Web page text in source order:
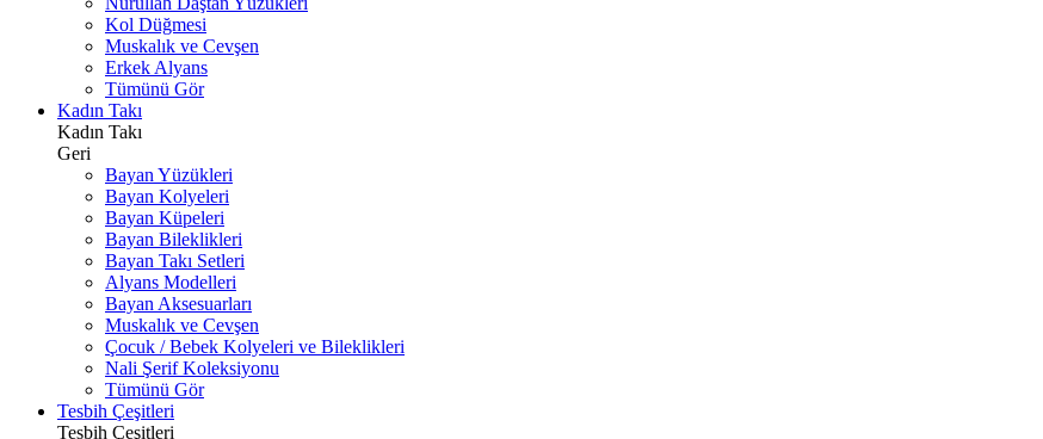
Kol Düğmesi
Muskalık ve Cevşen
Erkek Alyans
Tümünü Gör
Kadın Takı
Kadın Takı
Geri
Bayan Yüzükleri
Bayan Kolyeleri
Bayan Küpeleri
Bayan Bileklikleri
Bayan Takı Setleri
Alyans Modelleri
Bayan Aksesuarları
Muskalık ve Cevşen
Çocuk / Bebek Kolyeleri ve Bileklikleri
Nali Şerif Koleksiyonu
Tümünü Gör
Tesbih Çeşitleri
Tesbih Çeşitleri